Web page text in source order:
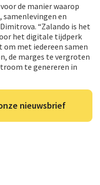
de manier waarop
en
“Zalando is het
het digitale tijdperk
met iedereen samen
de marges te vergroten
te genereren in
nieuwsbrief